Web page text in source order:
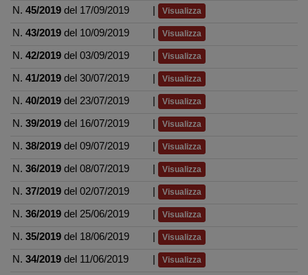
N. 45/2019 del 17/09/2019 Visualizza
N. 43/2019 del 10/09/2019 Visualizza
N. 42/2019 del 03/09/2019 Visualizza
N. 41/2019 del 30/07/2019 Visualizza
N. 40/2019 del 23/07/2019 Visualizza
N. 39/2019 del 16/07/2019 Visualizza
N. 38/2019 del 09/07/2019 Visualizza
N. 36/2019 del 08/07/2019 Visualizza
N. 37/2019 del 02/07/2019 Visualizza
N. 36/2019 del 25/06/2019 Visualizza
N. 35/2019 del 18/06/2019 Visualizza
N. 34/2019 del 11/06/2019 Visualizza